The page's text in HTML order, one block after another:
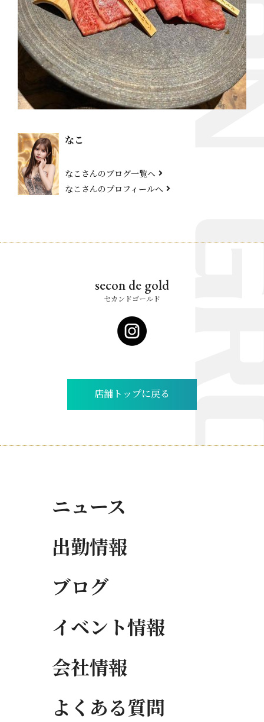
なこ
なこさんのブログ一覧へ
なこさんのプロフィールへ
secon de gold
セカンドゴールド
店舗トップに戻る
ニュース
出勤情報
ブログ
イベント情報
会社情報
よくある質問